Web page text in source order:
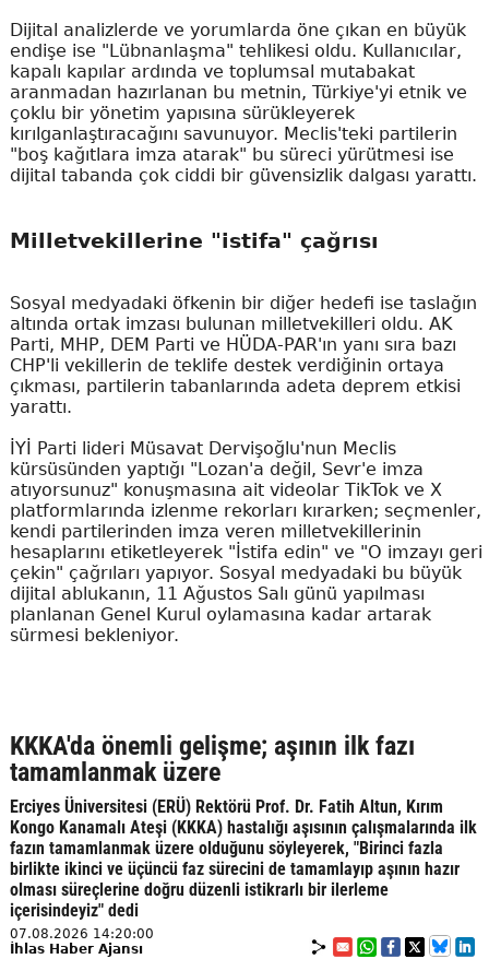
Dijital analizlerde ve yorumlarda öne çıkan en büyük
endişe ise "Lübnanlaşma" tehlikesi oldu. Kullanıcılar,
kapalı kapılar ardında ve toplumsal mutabakat
aranmadan hazırlanan bu metnin, Türkiye'yi etnik ve
çoklu bir yönetim yapısına sürükleyerek
kırılganlaştıracağını savunuyor. Meclis'teki partilerin
"boş kağıtlara imza atarak" bu süreci yürütmesi ise
dijital tabanda çok ciddi bir güvensizlik dalgası yarattı.
Milletvekillerine "istifa" çağrısı
Sosyal medyadaki öfkenin bir diğer hedefi ise taslağın
altında ortak imzası bulunan milletvekilleri oldu. AK
Parti, MHP, DEM Parti ve HÜDA-PAR'ın yanı sıra bazı
CHP'li vekillerin de teklife destek verdiğinin ortaya
çıkması, partilerin tabanlarında adeta deprem etkisi
yarattı.
İYİ Parti lideri Müsavat Dervişoğlu'nun Meclis
kürsüsünden yaptığı "Lozan'a değil, Sevr'e imza
atıyorsunuz" konuşmasına ait videolar TikTok ve X
platformlarında izlenme rekorları kırarken; seçmenler,
kendi partilerinden imza veren milletvekillerinin
hesaplarını etiketleyerek "İstifa edin" ve "O imzayı geri
çekin" çağrıları yapıyor. Sosyal medyadaki bu büyük
dijital ablukanın, 11 Ağustos Salı günü yapılması
planlanan Genel Kurul oylamasına kadar artarak
sürmesi bekleniyor.
KKKA'da önemli gelişme; aşının ilk fazı
tamamlanmak üzere
Erciyes Üniversitesi (ERÜ) Rektörü Prof. Dr. Fatih Altun, Kırım
Kongo Kanamalı Ateşi (KKKA) hastalığı aşısının çalışmalarında ilk
fazın tamamlanmak üzere olduğunu söyleyerek, "Birinci fazla
birlikte ikinci ve üçüncü faz sürecini de tamamlayıp aşının hazır
olması süreçlerine doğru düzenli istikrarlı bir ilerleme
içerisindeyiz" dedi
07.08.2026 14:20:00
İhlas Haber Ajansı